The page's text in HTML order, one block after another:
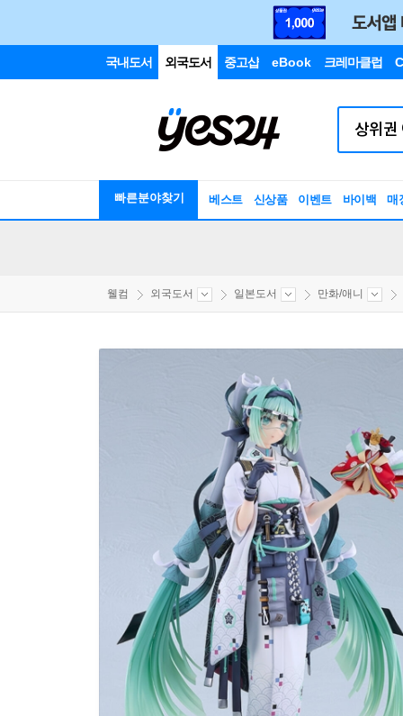
국내도서 외국도서 중고샵 eBook 크레마클럽
빠른분야찾기 베스트 신상품 이벤트 바이백 매
웰컴 외국도서 일본도서 만화/애니